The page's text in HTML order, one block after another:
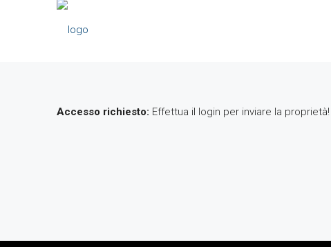
Accesso richiesto: Effettua il login per inviare la proprietà!